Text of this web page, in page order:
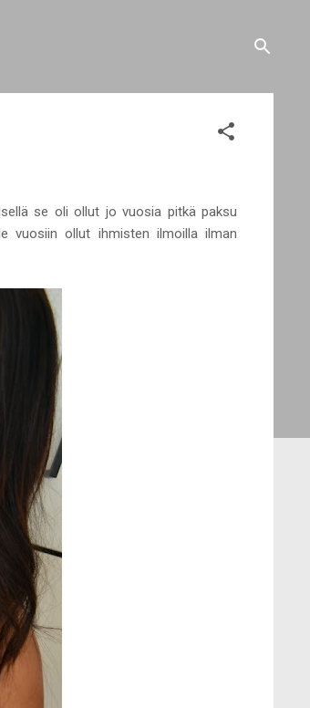
se oli ollut jo vuosia pitkä paksu
vuosiin ollut ihmisten ilmoilla ilman